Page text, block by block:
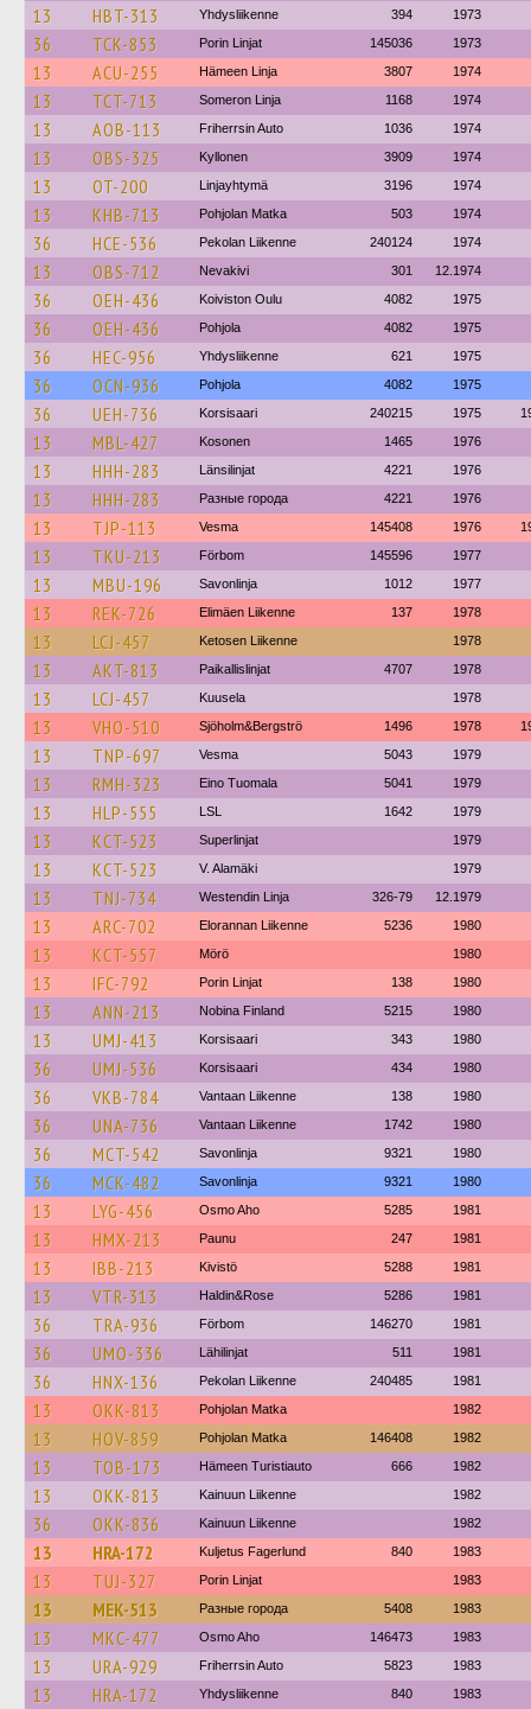
13 HBT-313 Yhdysliikenne 394 1973
36 TCK-853 Porin Linjat 145036 1973
13 ACU-255 Hämeen Linja 3807 1974
13 TCT-713 Someron Linja 1168 1974
13 AOB-113 Friherrsin Auto 1036 1974
13 OBS-325 Kyllonen 3909 1974
13 OT-200 Linjayhtymä 3196 1974
13 KHB-713 Pohjolan Matka 503 1974
36 HCE-536 Pekolan Liikenne 240124 1974
13 OBS-712 Nevakivi 301 12.1974
36 OEH-436 Koiviston Oulu 4082 1975
36 OEH-436 Pohjola 4082 1975
36 HEC-956 Yhdysliikenne 621 1975
36 OCN-936 Pohjola 4082 1975
36 UEH-736 Korsisaari 240215 1975
13 MBL-427 Kosonen 1465 1976
13 HHH-283 Länsilinjat 4221 1976
13 HHH-283 Разные города 4221 1976
13 TJP-113 Vesma 145408 1976
13 TKU-213 Förbom 145596 1977
13 MBU-196 Savonlinja 1012 1977
13 REK-726 Elimäen Liikenne 137 1978
13 LCJ-457 Ketosen Liikenne 1978
13 AKT-813 Paikallislinjat 4707 1978
13 LCJ-457 Kuusela 1978
13 VHO-510 Sjöholm&Bergströ 1496 1978
13 TNP-697 Vesma 5043 1979
13 RMH-323 Eino Tuomala 5041 1979
13 HLP-555 LSL 1642 1979
13 KCT-523 Superlinjat 1979
13 KCT-523 V. Alamäki 1979
13 TNJ-734 Westendin Linja 326-79 12.1979
13 ARC-702 Elorannan Liikenne 5236 1980
13 KCT-557 Mörö 1980
13 IFC-792 Porin Linjat 138 1980
13 ANN-213 Nobina Finland 5215 1980
13 UMJ-413 Korsisaari 343 1980
36 UMJ-536 Korsisaari 434 1980
36 VKB-784 Vantaan Liikenne 138 1980
36 UNA-736 Vantaan Liikenne 1742 1980
36 MCT-542 Savonlinja 9321 1980
36 MCK-482 Savonlinja 9321 1980
13 LYG-456 Osmo Aho 5285 1981
13 HMX-213 Paunu 247 1981
13 IBB-213 Kivistö 5288 1981
13 VTR-313 Haldin&Rose 5286 1981
36 TRA-936 Förbom 146270 1981
36 UMO-336 Lähilinjat 511 1981
36 HNX-136 Pekolan Liikenne 240485 1981
13 OKK-813 Pohjolan Matka 1982
13 HOV-859 Pohjolan Matka 146408 1982
13 TOB-173 Hämeen Turistiauto 666 1982
13 OKK-813 Kainuun Liikenne 1982
36 OKK-836 Kainuun Liikenne 1982
13 HRA-172 Kuljetus Fagerlund 840 1983
13 TUJ-327 Porin Linjat 1983
13 MEK-513 Разные города 5408 1983
13 MKC-477 Osmo Aho 146473 1983
13 URA-929 Friherrsin Auto 5823 1983
13 HRA-172 Yhdysliikenne 840 1983